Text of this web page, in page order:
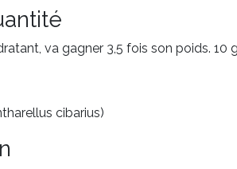
va gagner 3,5 fois son poids.
cibarius)